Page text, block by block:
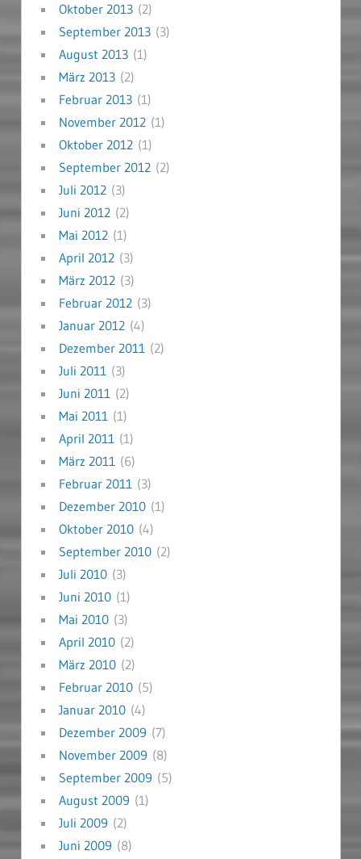
Oktober 2013(2)
September 2013(3)
August 2013(1)
März 2013(2)
Februar 2013(1)
November 2012(1)
Oktober 2012(1)
September 2012(2)
Juli 2012(3)
Juni 2012(2)
Mai 2012(1)
April 2012(3)
März 2012(3)
Februar 2012(3)
Januar 2012(4)
Dezember 2011(2)
Juli 2011(3)
Juni 2011(2)
Mai 2011(1)
April 2011(1)
März 2011(6)
Februar 2011(3)
Dezember 2010(1)
Oktober 2010(4)
September 2010(2)
Juli 2010(3)
Juni 2010(1)
Mai 2010(3)
April 2010(2)
März 2010(2)
Februar 2010(5)
Januar 2010(4)
Dezember 2009 (7)
November 2009 (8)
September 2009 (5)
August 2009 (1)
Juli 2009 (2)
Juni 2009 (8)